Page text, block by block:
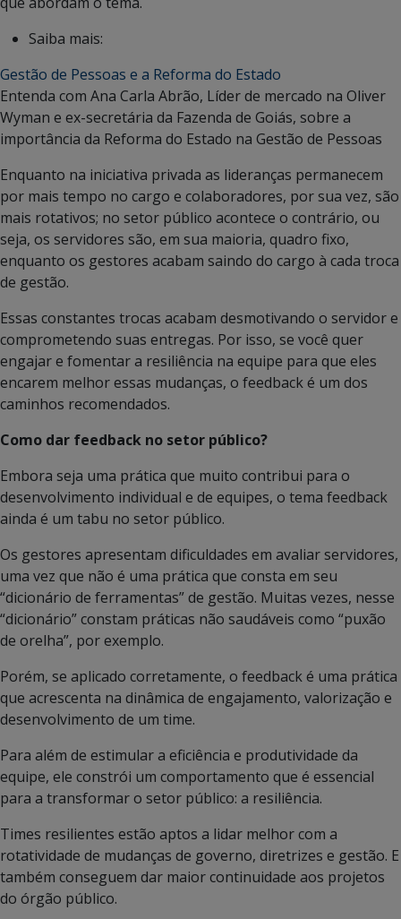
Saiba mais:
Gestão de Pessoas e a Reforma do Estado
Entenda com Ana Carla Abrão, Líder de mercado na Oliver
Wyman e ex-secretária da Fazenda de Goiás, sobre a
importância da Reforma do Estado na Gestão de Pessoas
Enquanto na iniciativa privada as lideranças permanecem
por mais tempo no cargo e colaboradores, por sua vez, são
mais rotativos; no setor público acontece o contrário, ou
seja, os servidores são, em sua maioria, quadro fixo,
enquanto os gestores acabam saindo do cargo à cada troca
de gestão.
Essas constantes trocas acabam desmotivando o servidor e
comprometendo suas entregas. Por isso, se você quer
engajar e fomentar a resiliência na equipe para que eles
encarem melhor essas mudanças, o feedback é um dos
caminhos recomendados.
Como dar feedback no setor público?
Embora seja uma prática que muito contribui para o
desenvolvimento individual e de equipes, o tema feedback
ainda é um tabu no setor público.
Os gestores apresentam dificuldades em avaliar servidores,
uma vez que não é uma prática que consta em seu
“dicionário de ferramentas” de gestão. Muitas vezes, nesse
“dicionário” constam práticas não saudáveis como “puxão
de orelha”, por exemplo.
Porém, se aplicado corretamente, o feedback é uma prática
que acrescenta na dinâmica de engajamento, valorização e
desenvolvimento de um time.
Para além de estimular a eficiência e produtividade da
equipe, ele constrói um comportamento que é essencial
para a transformar o setor público: a resiliência.
Times resilientes estão aptos a lidar melhor com a
rotatividade de mudanças de governo, diretrizes e gestão. E
também conseguem dar maior continuidade aos projetos
do órgão público.